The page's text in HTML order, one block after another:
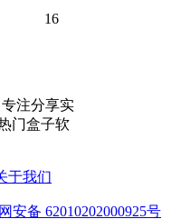
16
注分享实
门盒子软
于我们
安备 62010202000925号